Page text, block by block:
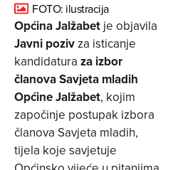
FOTO: ilustracija
Općina Jalžabet je objavila
Javni pozivza isticanje
kandidatura za izbor
članova Savjeta mladih
Općine Jalžabet, kojim
započinje postupak izbora
članova Savjeta mladih,
tijela koje savjetuje